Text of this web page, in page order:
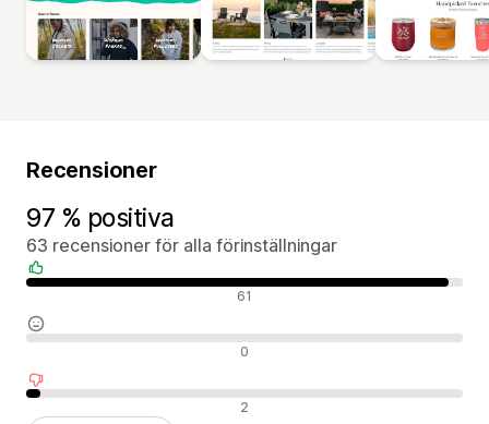
Recensioner
97 % positiva
63 recensioner för alla förinställningar
Positiva recensioner 61
Neutrala recensioner 0
Negativa recensioner 2